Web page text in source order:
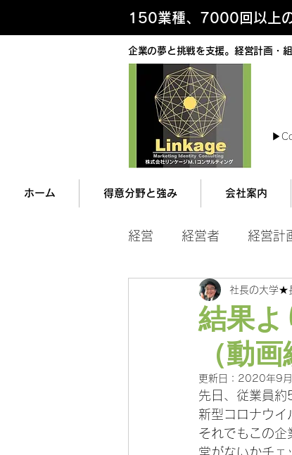
150業種、7000回以上の
企業の夢と挑戦を支援。経営計画・
ホーム 得意分野と強み 会社案内
経営 経営者 経営計
マネジメント 営業
結果よ
（動画
社長の大学★
更新日： 2020年9
先日、従業員約
新型コロナウイ
それでもこの企
常がないかチェ